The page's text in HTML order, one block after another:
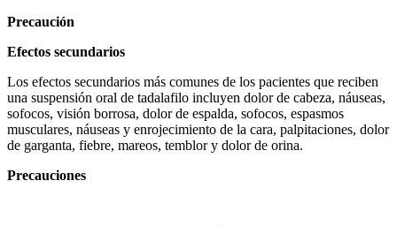
Precaución
Efectos secundarios
Los efectos secundarios más comunes de los pacientes que reciben
una suspensión oral de tadalafilo incluyen dolor de cabeza, náuseas,
sofocos, visión borrosa, dolor de espalda, sofocos, espasmos
musculares, náuseas y enrojecimiento de la cara, palpitaciones, dolor
de garganta, fiebre, mareos, temblor y dolor de orina.
Precauciones